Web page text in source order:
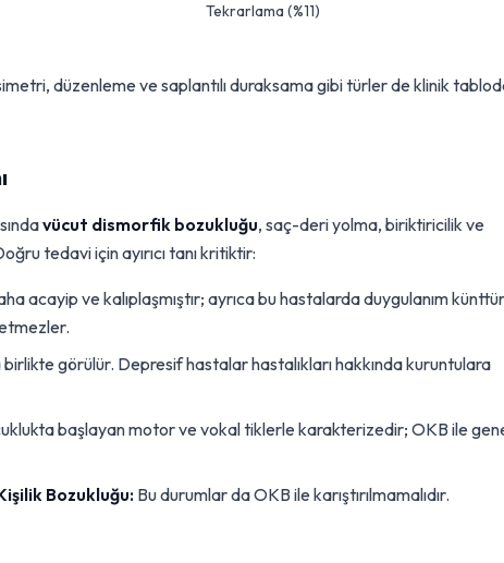
Tekrarlama (%11)
düzenleme ve saplantılı duraksama gibi türler de klinik
vücut dismorfik bozukluğu, saç-deri yolma, biriktiricilik ve
tedavi için ayırıcı tanı kritiktir:
acayip ve kalıplaşmıştır; ayrıca bu hastalarda duygulanım
birlikte görülür. Depresif hastalar hastalıkları hakkında kuruntulara
başlayan motor ve vokal tiklerle karakterizedir; OKB ile
Bozukluğu: Bu durumlar da OKB ile karıştırılmamalıdır.